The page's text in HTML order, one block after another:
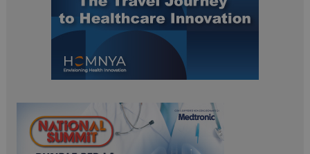
Necessari Marketing
I cookie necessari contribuiscono a rendere fruibile il
sito web abilitandone funzionalità di base quali la
navigazione sulle pagine e l'accesso alle aree
protette del sito. Il sito web non è in grado di
funzionare correttamente senza questi cookie.